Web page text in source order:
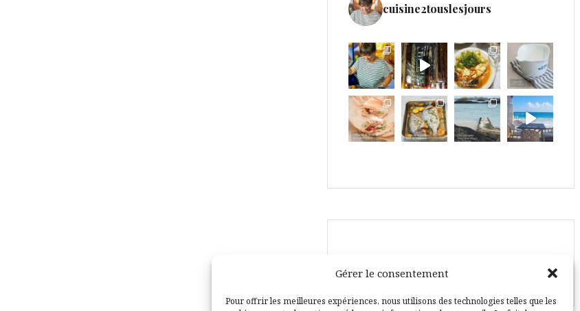
Gérer le consentement
Pour offrir les meilleures expériences, nous utilisons des technologies telles que les
cuisine2touslesjours